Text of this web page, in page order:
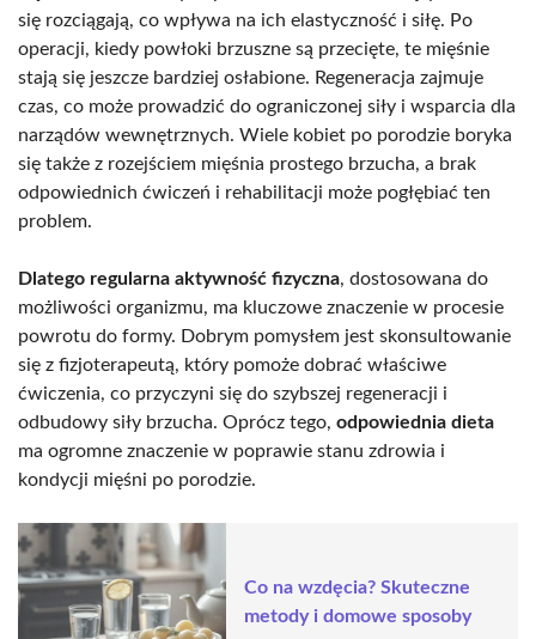
się rozciągają, co wpływa na ich elastyczność i siłę. Po
operacji, kiedy powłoki brzuszne są przecięte, te mięśnie
stają się jeszcze bardziej osłabione. Regeneracja zajmuje
czas, co może prowadzić do ograniczonej siły i wsparcia dla
narządów wewnętrznych. Wiele kobiet po porodzie boryka
się także z rozejściem mięśnia prostego brzucha, a brak
odpowiednich ćwiczeń i rehabilitacji może pogłębiać ten
problem.
Dlatego regularna aktywność fizyczna, dostosowana do
możliwości organizmu, ma kluczowe znaczenie w procesie
powrotu do formy. Dobrym pomysłem jest skonsultowanie
się z fizjoterapeutą, który pomoże dobrać właściwe
ćwiczenia, co przyczyni się do szybszej regeneracji i
odbudowy siły brzucha. Oprócz tego, odpowiednia dieta
ma ogromne znaczenie w poprawie stanu zdrowia i
kondycji mięśni po porodzie.
Co na wzdęcia? Skuteczne
metody i domowe sposoby